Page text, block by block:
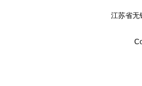
江苏省无